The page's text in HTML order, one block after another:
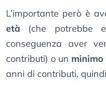
L’importante però è
età (che potrebbe
conseguenza aver
contributi) o un
anni di contributi,